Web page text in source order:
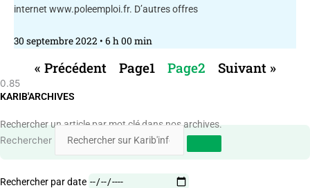
internet www.poleemploi.fr. D’autres offres
30 septembre 2022 6 h 00 min
« Précédent Page1 Page2 Suivant »
KARIB'ARCHIVES
Rechercher un article par mot clé dans nos archives.
Rechercher
Rechercher par date